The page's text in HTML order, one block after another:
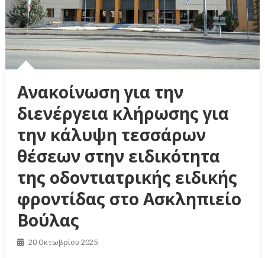
Ανακοίνωση για την
διενέργεια κλήρωσης για
την κάλυψη τεσσάρων
θέσεων στην ειδικότητα
της οδοντιατρικής ειδικής
φροντίδας στο Aσκληπιείο
Βούλας
20 Οκτωβρίου 2025